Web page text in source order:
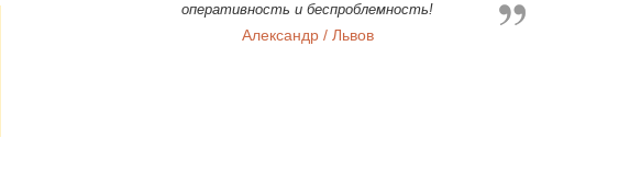
оперативность и беспроблемность!
Александр / Львов